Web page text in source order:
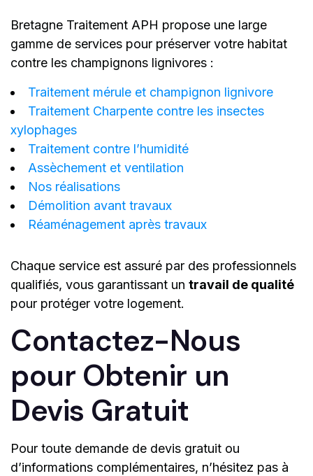
Bretagne Traitement APH propose une large
gamme de services pour préserver votre habitat
contre les champignons lignivores :
Traitement mérule et champignon lignivore
Traitement Charpente contre les insectes
xylophages
Traitement contre l’humidité
Assèchement et ventilation
Nos réalisations
Démolition avant travaux
Réaménagement après travaux
Chaque service est assuré par des professionnels
qualifiés, vous garantissant un travail de qualité
pour protéger votre logement.
Contactez-Nous
pour Obtenir un
Devis Gratuit
Pour toute demande de devis gratuit ou
d’informations complémentaires, n’hésitez pas à